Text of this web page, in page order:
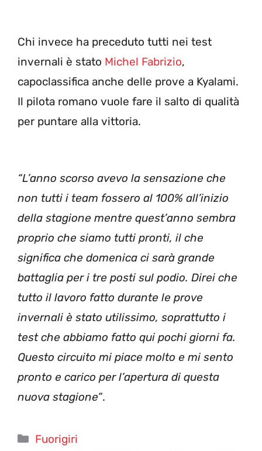
Chi invece ha preceduto tutti nei test
invernali è stato Michel Fabrizio,
capoclassifica anche delle prove a Kyalami.
Il pilota romano vuole fare il salto di qualità
per puntare alla vittoria.
“L’anno scorso avevo la sensazione che
non tutti i team fossero al 100% all’inizio
della stagione mentre quest’anno sembra
proprio che siamo tutti pronti, il che
significa che domenica ci sarà grande
battaglia per i tre posti sul podio. Direi che
tutto il lavoro fatto durante le prove
invernali è stato utilissimo, soprattutto i
test che abbiamo fatto qui pochi giorni fa.
Questo circuito mi piace molto e mi sento
pronto e carico per l’apertura di questa
nuova stagione”.
Categorie
Fuorigiri